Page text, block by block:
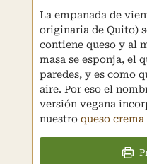
La empanada de
originaria de Quito)
contiene queso y al
masa se esponja, el
paredes, y es como
aire. Por eso el
versión vegana
nuestro queso crema